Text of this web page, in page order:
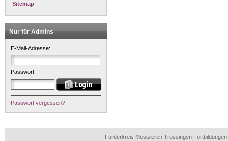
Sitemap
Nur für Admins
E-Mail-Adresse:
Passwort:
Passwort vergessen?
Förderkreis Musizieren Trossingen